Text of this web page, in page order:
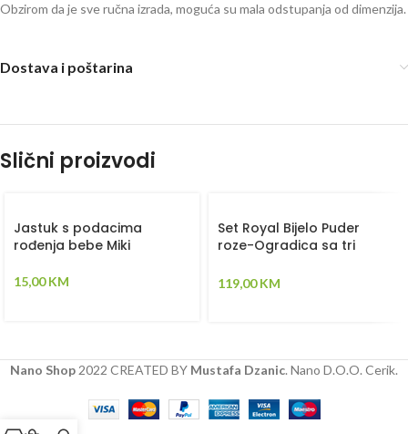
Obzirom da je sve ručna izrada, moguća su mala odstupanja od dimenzija.
Dostava i poštarina
Slični proizvodi
Jastuk s podacima
rođenja bebe Miki
15,00KM
Set Royal Bijelo Puder
roze-Ogradica sa tri
jastuk, jorgan – 120x60cm
119,00KM
Nano Shop 2022 CREATED BY Mustafa Dzanic. Nano D.O.O. Cerik.